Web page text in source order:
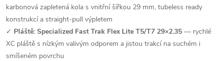
karbonová zapletená kola s vnitřní šířkou 29 mm, tubeless ready
konstrukcí a straight-pull výpletem
✓ Pláště: Specialized Fast Trak Flex Lite T5/T7 29×2.35 — rychlé
XC pláště s nízkým valivým odporem a jistou trakcí na suchém i
smíšeném povrchu